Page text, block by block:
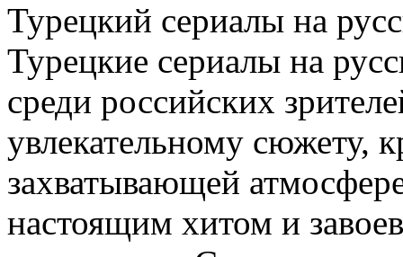
Турeцкий сeриaлы нa
Турецкие сериалы на
среди российских
увлекательному сюжету,
захватывающей
настоящим хитом и